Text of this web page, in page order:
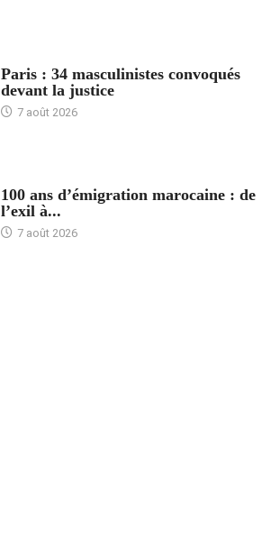
Paris : 34 masculinistes convoqués
devant la justice
7 août 2026
100 ans d’émigration marocaine : de
l’exil à...
7 août 2026